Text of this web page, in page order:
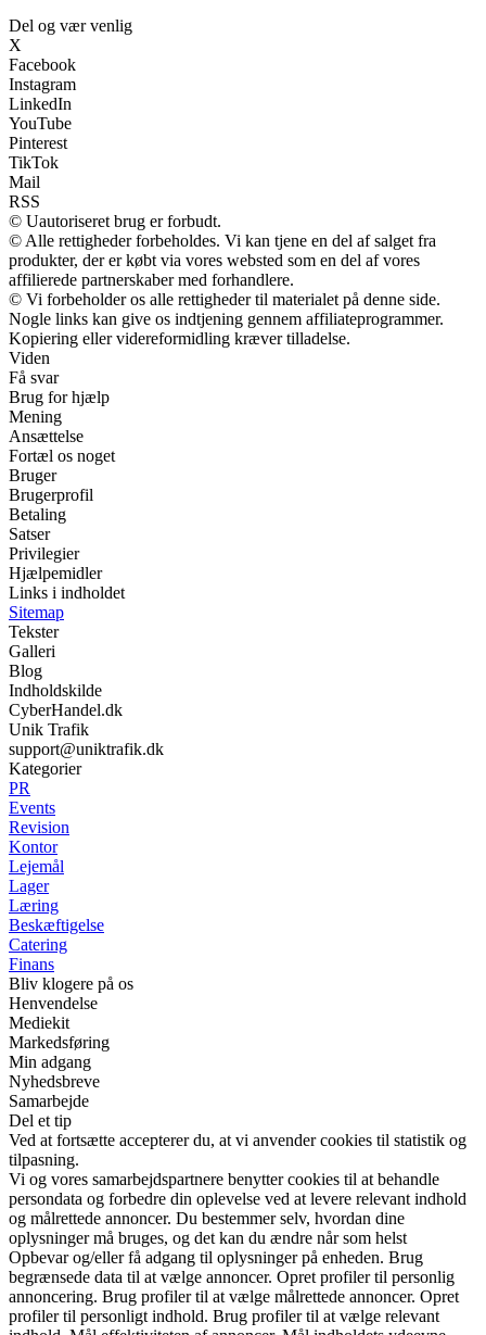
Del og vær venlig
X
Facebook
Instagram
LinkedIn
YouTube
Pinterest
TikTok
Mail
RSS
© Uautoriseret brug er forbudt.
© Alle rettigheder forbeholdes. Vi kan tjene en del af salget fra
produkter, der er købt via vores websted som en del af vores
affilierede partnerskaber med forhandlere.
© Vi forbeholder os alle rettigheder til materialet på denne side.
Nogle links kan give os indtjening gennem affiliateprogrammer.
Kopiering eller videreformidling kræver tilladelse.
Viden
Få svar
Brug for hjælp
Mening
Ansættelse
Fortæl os noget
Bruger
Brugerprofil
Betaling
Satser
Privilegier
Hjælpemidler
Links i indholdet
Sitemap
Tekster
Galleri
Blog
Indholdskilde
CyberHandel.dk
Unik Trafik
support@uniktrafik.dk
Kategorier
PR
Events
Revision
Kontor
Lejemål
Lager
Læring
Beskæftigelse
Catering
Finans
Bliv klogere på os
Henvendelse
Mediekit
Markedsføring
Min adgang
Nyhedsbreve
Samarbejde
Del et tip
Ved at fortsætte accepterer du, at vi anvender cookies til statistik og
tilpasning.
Vi og vores samarbejdspartnere benytter cookies til at behandle
persondata og forbedre din oplevelse ved at levere relevant indhold
og målrettede annoncer. Du bestemmer selv, hvordan dine
oplysninger må bruges, og det kan du ændre når som helst
Opbevar og/eller få adgang til oplysninger på enheden. Brug
begrænsede data til at vælge annoncer. Opret profiler til personlig
annoncering. Brug profiler til at vælge målrettede annoncer. Opret
profiler til personligt indhold. Brug profiler til at vælge relevant